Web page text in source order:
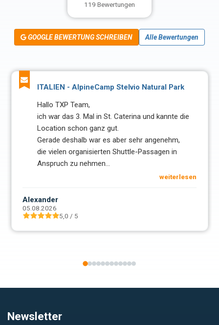
119 Bewertungen
GOOGLE BEWERTUNG SCHREIBEN Alle Bewertungen
ITALIEN - AlpineCamp Stelvio Natural Park
Hallo TXP Team,
ich war das 3. Mal in St. Caterina und kannte die
Location schon ganz gut.
Gerade deshalb war es aber sehr angenehm,
die vielen organisierten Shuttle-Passagen in
Anspruch zu nehmen...
weiterlesen
Alexander
05.08.2026
5,0 / 5
Newsletter